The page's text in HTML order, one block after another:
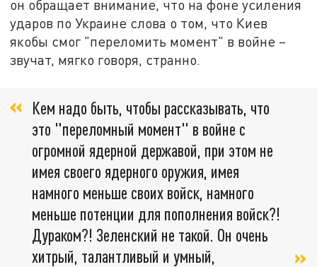
он обращает внимание, что на фоне усиления
ударов по Украине слова о том, что Киев
якобы смог "переломить момент" в войне –
звучат, мягко говоря, странно.
Кем надо быть, чтобы рассказывать, что
это "переломный момент" в войне с
огромной ядерной державой, при этом не
имея своего ядерного оружия, имея
намного меньше своих войск, намного
меньше потенции для пополнения войск?!
Дураком?! Зеленский не такой. Он очень
хитрый, талантливый и умный,